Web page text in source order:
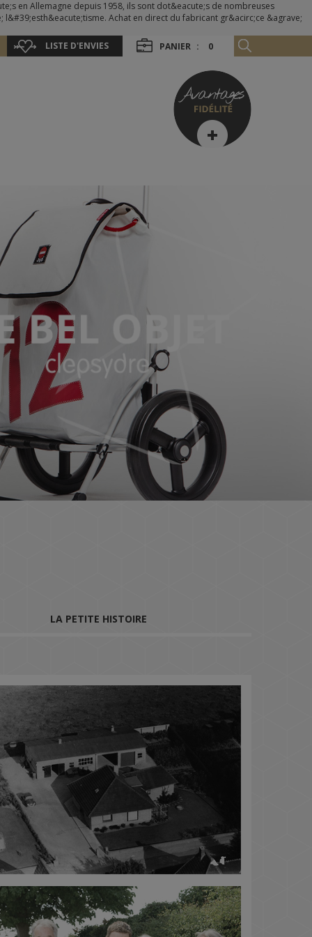
en Allemagne depuis 1958, ils sont dot&eacute;s de nombreuses
Achat en direct du fabricant gr&acirc;ce &agrave;
LISTE D'ENVIES PANIER : 0
LA PETITE HISTOIRE